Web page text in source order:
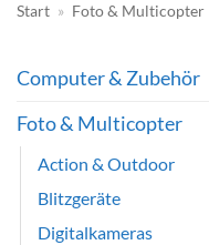
Start » Foto & Multicopter
Computer & Zubehör
Foto & Multicopter
Action & Outdoor
Blitzgeräte
Digitalkameras